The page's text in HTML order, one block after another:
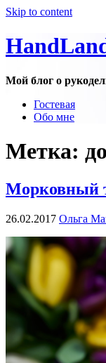
Skip to content
Мой блог о
Гостевая
Обо мне
Метка:
Морковный
26.02.2017 Ольга